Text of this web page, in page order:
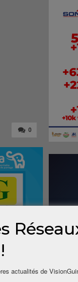
0
payer
ancien
actualités de